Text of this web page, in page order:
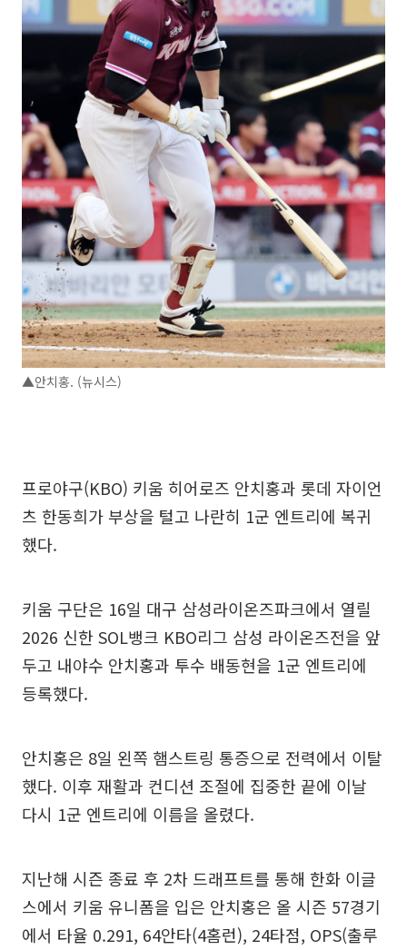
▲안치홍. (뉴시스)
프로야구(KBO) 키움 히어로즈 안치홍과 롯데 자이언
츠 한동희가 부상을 털고 나란히 1군 엔트리에 복귀
했다.
키움 구단은 16일 대구 삼성라이온즈파크에서 열릴
2026 신한 SOL뱅크 KBO리그 삼성 라이온즈전을 앞
두고 내야수 안치홍과 투수 배동현을 1군 엔트리에
등록했다.
안치홍은 8일 왼쪽 햄스트링 통증으로 전력에서 이탈
했다. 이후 재활과 컨디션 조절에 집중한 끝에 이날
다시 1군 엔트리에 이름을 올렸다.
지난해 시즌 종료 후 2차 드래프트를 통해 한화 이글
스에서 키움 유니폼을 입은 안치홍은 올 시즌 57경기
에서 타율 0.291, 64안타(4홈런), 24타점, OPS(출루